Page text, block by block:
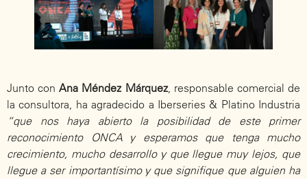
Junto conAna Méndez Márquez, responsable comercial de
la consultora, ha agradecido a Iberseries & Platino Industria
“que nos haya abierto la posibilidad de este primer
reconocimiento ONCA y esperamos que tenga mucho
crecimiento, mucho desarrollo y que llegue muy lejos, que
llegue a ser importantísimo y que signifique que alguien ha